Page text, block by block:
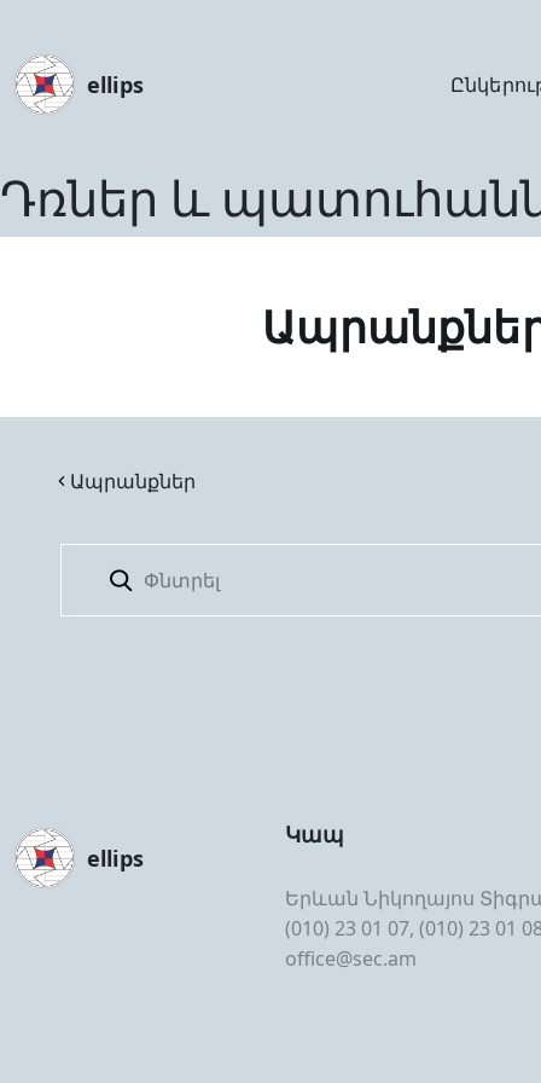
ellips
Դռներ և
Ապրանքներ
ellips
Կապ
Երևան Նիկողայոս
(010) 23 01 07, (010) 23 01
office@sec.am